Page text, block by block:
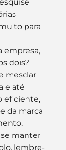
para
empresa,
dois?
mesclar
e até
eficiente,
da marca
se manter
lembre-